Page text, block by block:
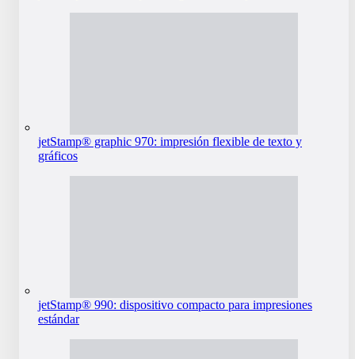
jetStamp® graphic 970: impresión flexible de texto y
gráficos
jetStamp® 990: dispositivo compacto para impresiones
estándar